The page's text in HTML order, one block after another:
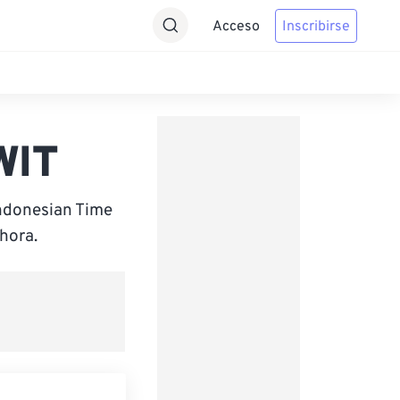
Acceso Inscribirse
Time